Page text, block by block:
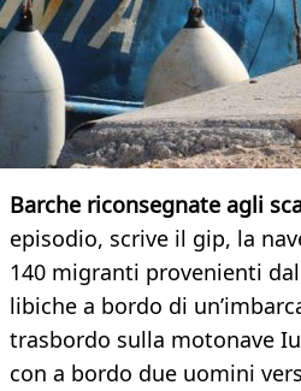
Barche riconsegnate agli
episodio, scrive il gip, la
140 migranti provenienti
libiche a bordo di
trasbordo sulla motonave
con a bordo due uomini